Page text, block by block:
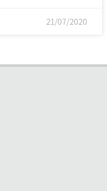
21/07/2020